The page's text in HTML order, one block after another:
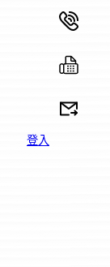
登入